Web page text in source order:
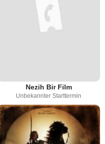
Nezih Bir Film
Unbekannter Starttermin